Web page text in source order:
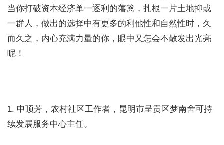
当你打破资本经济单一逐利的藩篱，扎根一片土地抑或
一群人，做出的选择中有更多的利他性和自然性时，久
而久之，内心充满力量的你，眼中又怎会不散发出光亮
呢！
1. 申顶芳，农村社区工作者，昆明市呈贡区梦南舍可持
续发展服务中心主任。